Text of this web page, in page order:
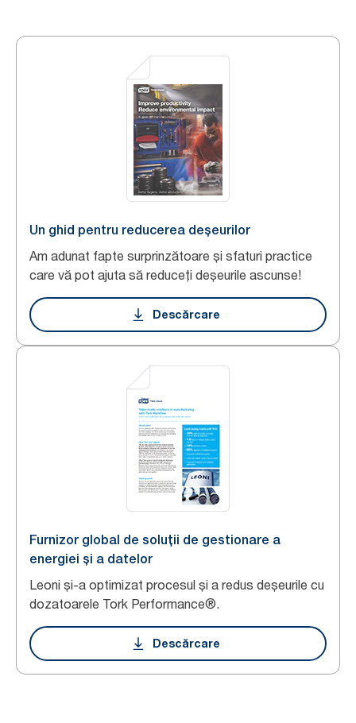
Un ghid pentru reducerea deșeurilor
Am adunat fapte surprinzătoare și sfaturi practice
care vă pot ajuta să reduceți deșeurile ascunse!
Descărcare
Furnizor global de soluții de gestionare a
energiei și a datelor
Leoni și-a optimizat procesul și a redus deșeurile cu
dozatoarele Tork Performance®.
Descărcare